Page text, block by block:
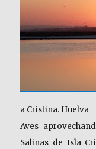
a Cristina. Huelva
Aves
Salinas de Isla